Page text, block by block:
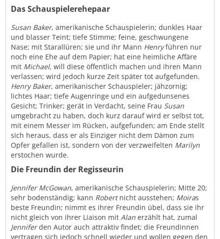
Das Schauspielerehepaar
Susan Baker, amerikanische Schauspielerin; dunkles Haar
und blasser Teint; tiefe Stimme; feine, geschwungene
Nase; mit Starallüren; sie und ihr Mann Henryführen nur
noch eine Ehe auf dem Papier; hat eine heimliche Affäre
mit Michael, will diese öffentlich machen und ihren Mann
verlassen; wird jedoch kurze Zeit später tot aufgefunden.
Henry Baker, amerikanischer Schauspieler; jähzornig;
lichtes Haar; tiefe Augenringe und ein aufgedunsenes
Gesicht; Trinker; gerät in Verdacht, seine Frau Susan
umgebracht zu haben, doch kurz darauf wird er selbst tot,
mit einem Messer im Rücken, aufgefunden; am Ende stellt
sich heraus, dass er als Einziger nicht dem Dämon zum
Opfer gefallen ist, sondern von der verzweifelten Marilyn
erstochen wurde.
Die Freundin der Regisseurin
Jennifer McGowan, amerikanische Schauspielerin; Mitte 20;
sehr bodenständig; kann Robertnicht ausstehen; Moiras
beste Freundin; nimmt es ihrer Freundin übel, dass sie ihr
nicht gleich von ihrer Liaison mitAlan erzählt hat, zumal
Jenniferden Autor auch attraktiv findet; die Freundinnen
vertragen sich jedoch schnell wieder und wollen gegen den